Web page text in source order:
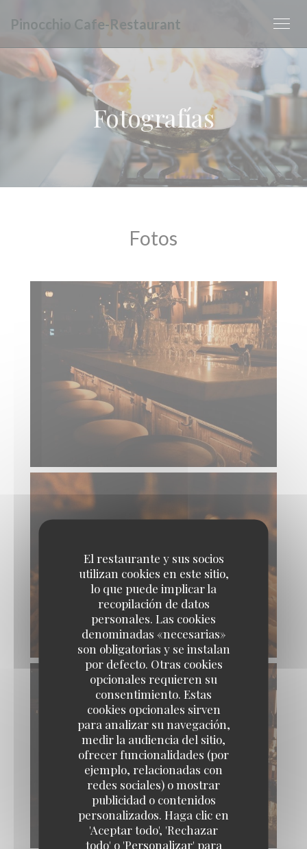
El restaurante y sus socios
utilizan cookies en este sitio,
lo que puede implicar la
recopilación de datos
personales. Las cookies
denominadas «necesarias»
son obligatorias y se instalan
por defecto. Otras cookies
opcionales requieren su
consentimiento. Estas
cookies opcionales sirven
para analizar su navegación,
medir la audiencia del sitio,
ofrecer funcionalidades (por
ejemplo, relacionadas con
redes sociales) o mostrar
publicidad o contenidos
personalizados. Haga clic en
'Aceptar todo', 'Rechazar
todo' o 'Personalizar' para
Pinocchio Cafe-Restaurant
Fotografías
Fotos
Pinocchio Cafe-Restaurant